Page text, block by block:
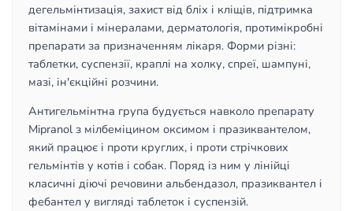
дегельмінтизація, захист від бліх і кліщів, підтримка
вітамінами і мінералами, дерматологія, протимікробні
препарати за призначенням лікаря. Форми різні:
таблетки, суспензії, краплі на холку, спреї, шампуні,
мазі, ін'єкційні розчини.
Антигельмінтна група будується навколо препарату
Mipranol з мілбеміцином оксимом і празиквантелом,
який працює і проти круглих, і проти стрічкових
гельмінтів у котів і собак. Поряд із ним у лінійці
класичні діючі речовини альбендазол, празиквантел і
фебантел у вигляді таблеток і суспензій.